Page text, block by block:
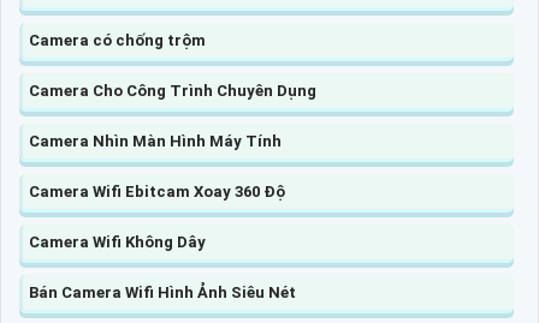
Camera có chống trộm
Camera Cho Công Trình Chuyên Dụng
Camera Nhìn Màn Hình Máy Tính
Camera Wifi Ebitcam Xoay 360 Độ
Camera Wifi Không Dây
Bán Camera Wifi Hình Ảnh Siêu Nét